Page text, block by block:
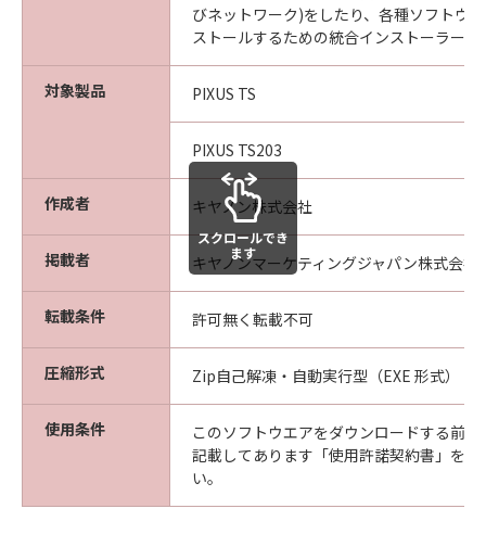
びネットワーク)をしたり、各種ソフトウ
ストールするための統合インストーラーで
対象製品 PIXUS TS
PIXUS TS203
作成者 キヤノン株式会社
掲載者 キヤノンマーケティングジャパン株式会社
転載条件 許可無く転載不可
圧縮形式 Zip自己解凍・自動実行型（EXE 形式）
使用条件
このソフトウエアをダウンロードする前
記載してあります「使用許諾契約書」を
い。
スクロールでき
ます